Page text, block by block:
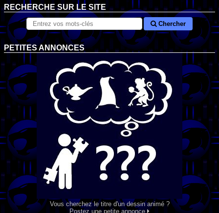
RECHERCHE SUR LE SITE
Chercher
PETITES ANNONCES
Vous cherchez le titre d'un dessin animé ?
Postez une petite annonce